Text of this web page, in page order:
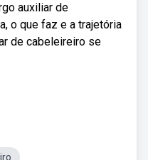
auxiliar de
o que faz e a trajetória
de cabeleireiro se